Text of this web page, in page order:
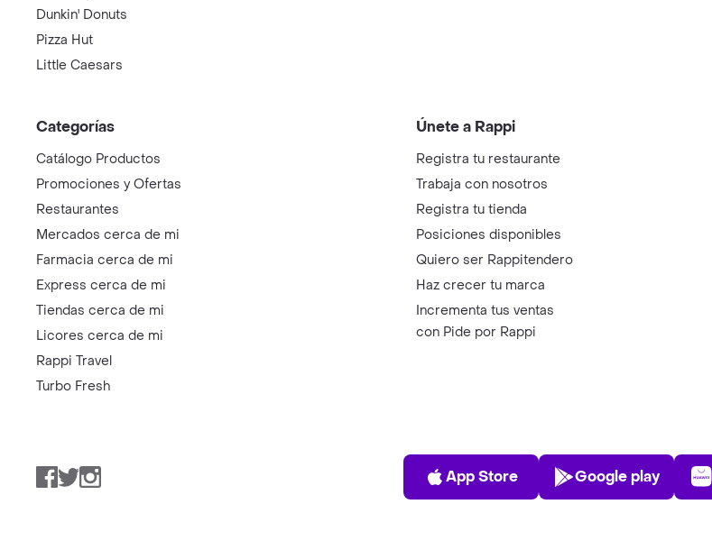
Dunkin' Donuts
Pizza Hut
Little Caesars
Categorías
Catálogo Productos
Promociones y Ofertas
Restaurantes
Mercados cerca de mi
Farmacia cerca de mi
Express cerca de mi
Tiendas cerca de mi
Licores cerca de mi
Rappi Travel
Turbo Fresh
Únete a Rappi
Registra tu restaurante
Trabaja con nosotros
Registra tu tienda
Posiciones disponibles
Quiero ser Rappitendero
Haz crecer tu marca
Incrementa tus ventas
con Pide por Rappi
Facebook
TwitterInstagram
App Store
App Store
Play Store
Google play